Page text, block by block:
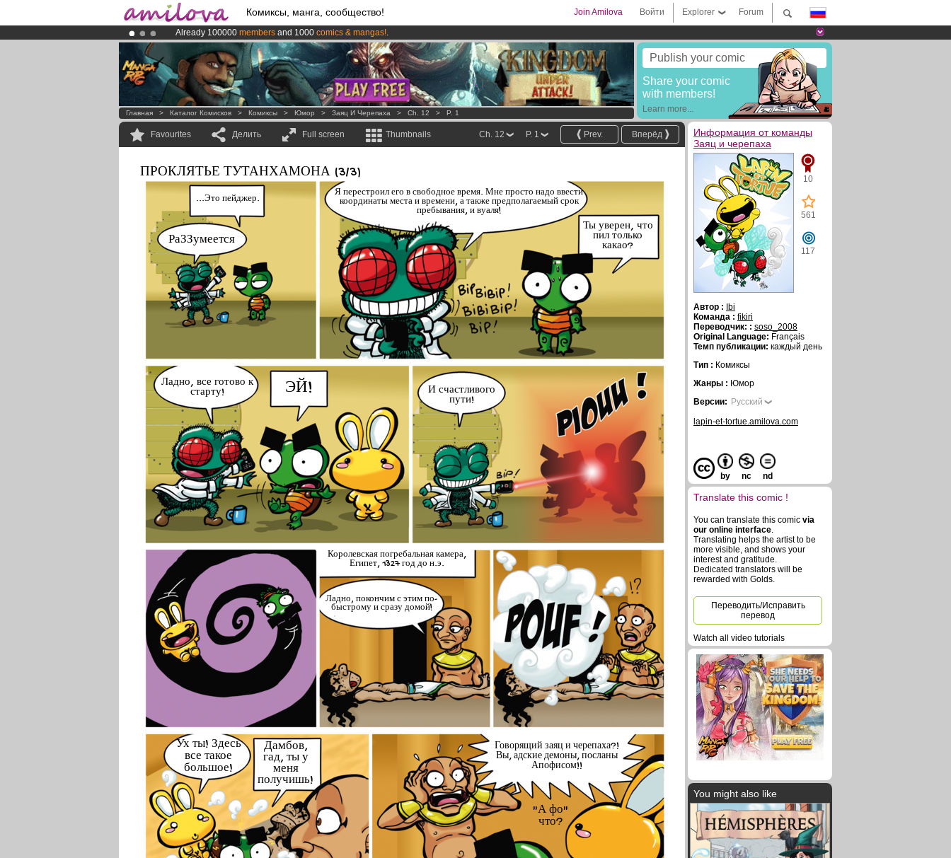
Комиксы, манга, сообщество! Forum
Explorer
Войти
Join Amilova
Already 100000 members and 1000 comics & mangas!.
Premium membership from3.95 eurosper month !Get membership now
AmilovaKickstarter is now LIVE!.
Publish your comic
Share your comic
with members!
Learn more...
Главная > Каталог Комисков > Комиксы > Юмор > Заяц И Черепаха > Ch. 12 > P. 1
Favourites Делить Full screen Thumbnails Вперёд
Prev.
P. 1
Ch. 12
ПРОКЛЯТЬЕ ТУТАНХАМОНА (3/3)
...Это пейджер.
РаЗЗумеется
Я перестроил его в свободное время. Мне просто надо ввести
координаты места и времени, а также предполагаемый срок
пребывания, и вуаля!
Ты уверен, что
пил только
какао?
Ладно, все готово к
старту! ЭЙ! И счастливого
пути!
Королевская погребальная камера,
Египет, 1327 год до н.э.
Ладно, покончим с этим по-
быстрому и сразу домой!
Ух ты! Здесь
все такое
большое!
Дамбов,
гад, ты у
меня
получишь!
Говорящий заяц и черепаха?!
Вы, адские демоны, посланы
Апофисом!!
"А фо"
что?
Информация от команды
Заяц и черепаха
10
561
117
Автор : Ibi
Команда : fikiri
Переводчик: : soso_2008
Original Language: Français
Темп публикации: каждый день
Тип : Комиксы
Жанры : Юмор
Версии: Русский
lapin-et-tortue.amilova.com
by nc nd
Translate this comic !
You can translate this comic via
our online interface.
Translating helps the artist to be
more visible, and shows your
interest and gratitude.
Dedicated translators will be
rewarded with Golds.
Переводить/Исправить
перевод
Watch all video tutorials
You might also like